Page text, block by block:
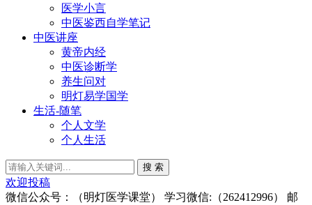
医学小言
中医鉴西自学笔记
中医讲座
黄帝内经
中医诊断学
养生问对
明灯易学国学
生活-随笔
个人文学
个人生活
搜 索
欢迎投稿
微信公众号：（明灯医学课堂） 学习微信:（262412996） 邮